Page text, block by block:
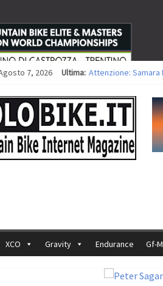
7, 2026 Ultima: Attenzione:
Europei XCO:
35ª Marathon Bike
Europei MTB: il
XCO Gravity Endurance Gf-